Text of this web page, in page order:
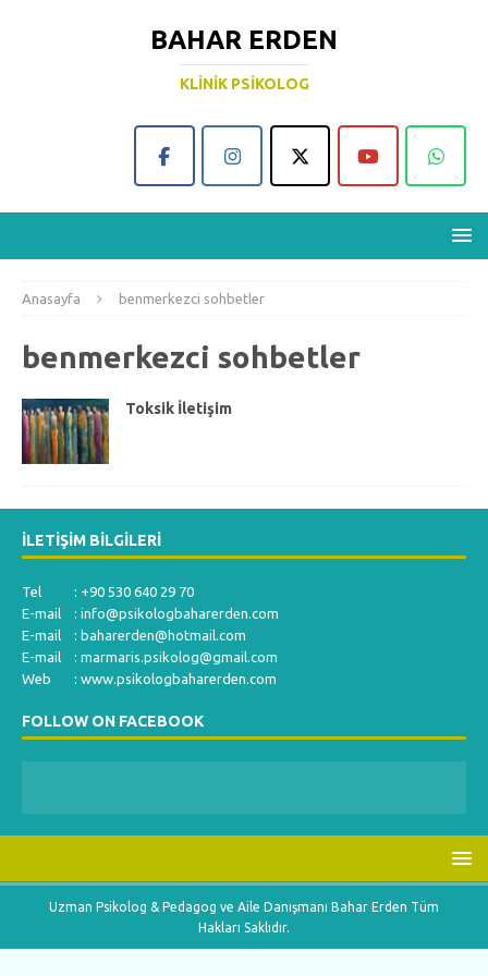
BAHAR ERDEN
KLINIK PSIKOLOG
Anasayfa benmerkezci sohbetler
benmerkezci sohbetler
Toksik İletişim
İLETIŞIM BILGILERI
Tel : +90 530 640 29 70
E-mail : info@psikologbaharerden.com
E-mail : baharerden@hotmail.com
E-mail : marmaris.psikolog@gmail.com
Web : www.psikologbaharerden.com
FOLLOW ON FACEBOOK
Uzman Psikolog & Pedagog ve Aile Danışmanı Bahar Erden Tüm
Hakları Saklıdır.